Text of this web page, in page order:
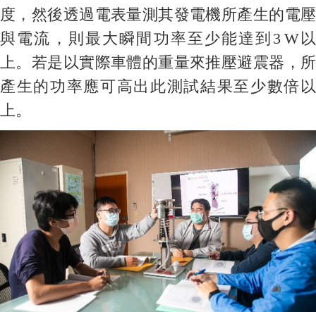
度，然後透過電表量測其發電機所產生的電壓
與電流，則最大瞬間功率至少能達到3 W以
上。若是以實際車體的重量來推壓避震器，所
產生的功率應可高出此測試結果至少數倍以
上。